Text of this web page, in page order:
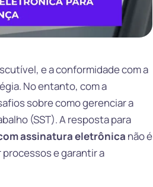
e a conformidade com a
No entanto, com a
sobre como gerenciar a
(SST). A resposta para
assinatura eletrônica não é
e garantir a